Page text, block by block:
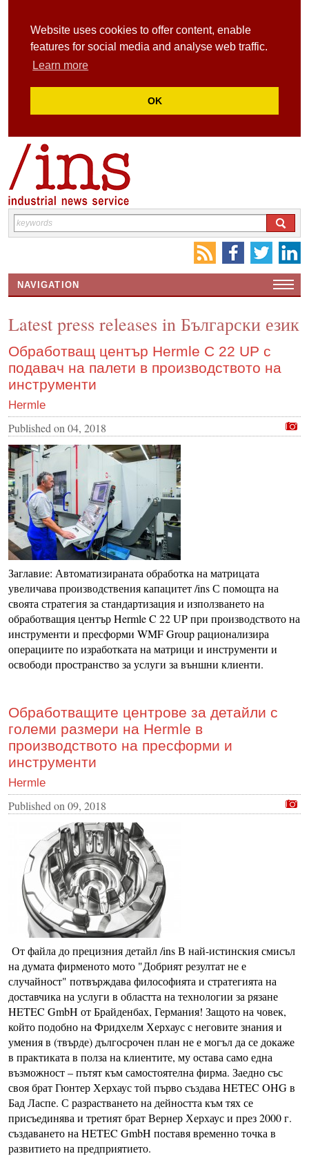
Website uses cookies to offer content, enable
features for social media and analyse web traffic.
Learn more
OK
NAVIGATION
CONTACT US
INS MAIN WEBSITE
ABOUT US
Latest press releases in Български език
Обработващ център Hermle C 22 UP с
подавач на палети в производството на
инструменти
Hermle
Published on 04, 2018
Заглавие: Автоматизираната обработка на матрицата
увеличава производствения капацитет /ins С помощта на
своята стратегия за стандартизация и използването на
обработващия център Hermle C 22 UP при производството на
инструменти и пресформи WMF Group рационализира
операциите по изработката на матрици и инструменти и
освободи пространство за услуги за външни клиенти.
Обработващите центрове за детайли с
големи размери на Hermle в
производството на пресформи и
инструменти
Hermle
Published on 09, 2018
От файла до прецизния детайл /ins В най-истинския смисъл
на думата фирменото мото "Добрият резултат не е
случайност" потвърждава философията и стратегията на
доставчика на услуги в областта на технологии за рязане
HETEC GmbH от Брайденбах, Германия! Защото на човек,
който подобно на Фридхелм Херхаус с неговите знания и
умения в (твърде) дългосрочен план не е могъл да се докаже
в практиката в полза на клиентите, му остава само една
възможност – пътят към самостоятелна фирма. Заедно със
своя брат Гюнтер Херхаус той първо създава HETEC OHG в
Бад Ласпе. С разрастването на дейността към тях се
присъединява и третият брат Вернер Херхаус и през 2000 г.
създаването на HETEC GmbH поставя временно точка в
развитието на предприятието.